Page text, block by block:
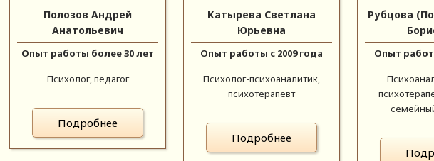
Полозов Андрей
Анатольевич
Опыт работы более 30 лет
Психолог, педагог
Подробнее
Катырева Светлана
Юрьевна
Опыт работы с 2009 года
Психолог-психоаналитик,
психотерапевт
Подробнее
Рубцова
Опыт